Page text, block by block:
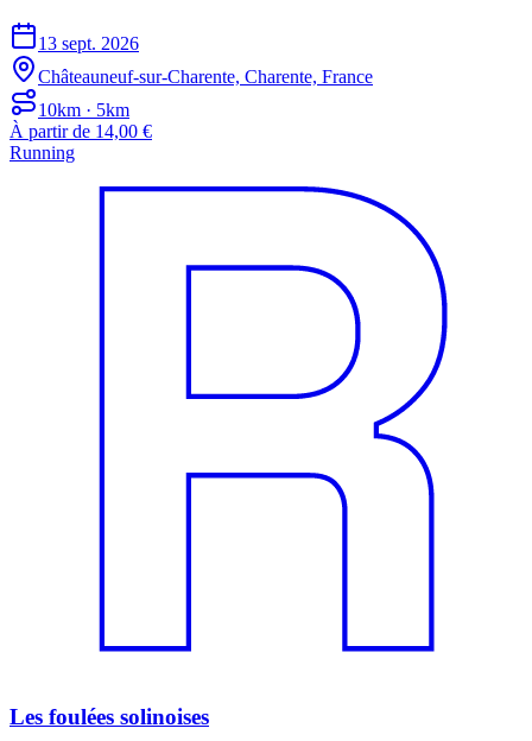
13 sept. 2026
Châteauneuf-sur-Charente, Charente, France
10km · 5km
À partir de 14,00 €
Running
Les foulées solinoises